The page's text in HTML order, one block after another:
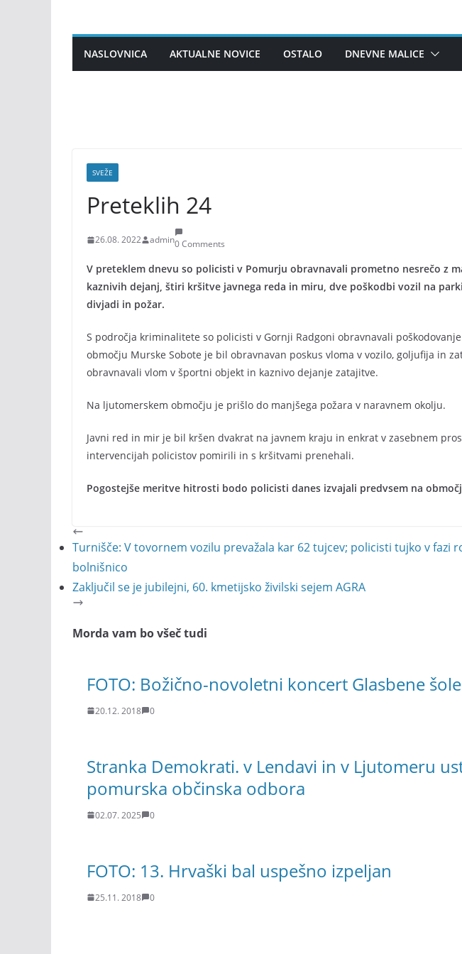
contentNASLOVNICA AKTUALNE NOVICE OSTALO DNEVNE MALICE
SVEŽE
Preteklih 24
26.08. 2022 admin0 Comments
V preteklem dnevu so policisti v Pomurju obravnavali prometno nesrečo z
kaznivih dejanj, štiri kršitve javnega reda in miru, dve poškodbi vozil na
divjadi in požar.
S področja kriminalitete so policisti v Gornji Radgoni obravnavali
območju Murske Sobote je bil obravnavan poskus vloma v vozilo, goljufija in
obravnavali vlom v športni objekt in kaznivo dejanje zatajitve.
Na ljutomerskem območju je prišlo do manjšega požara v naravnem okolju.
Javni red in mir je bil kršen dvakrat na javnem kraju in enkrat v zasebnem
intervencijah policistov pomirili in s kršitvami prenehali.
Pogostejše meritve hitrosti bodo policisti danes izvajali predvsem na
Turnišče: V tovornem vozilu prevažala kar 62 tujcev; policisti tujko v fazi
bolnišnico
Zaključil se je jubilejni, 60. kmetijsko živilski sejem AGRA
Morda vam bo všeč tudi
FOTO: Božično-novoletni koncert Glasbene
20.12. 2018 0
Stranka Demokrati. v Lendavi in v Ljutomeru
pomurska občinska odbora
02.07. 2025 0
FOTO: 13. Hrvaški bal uspešno izpeljan
25.11. 2018 0